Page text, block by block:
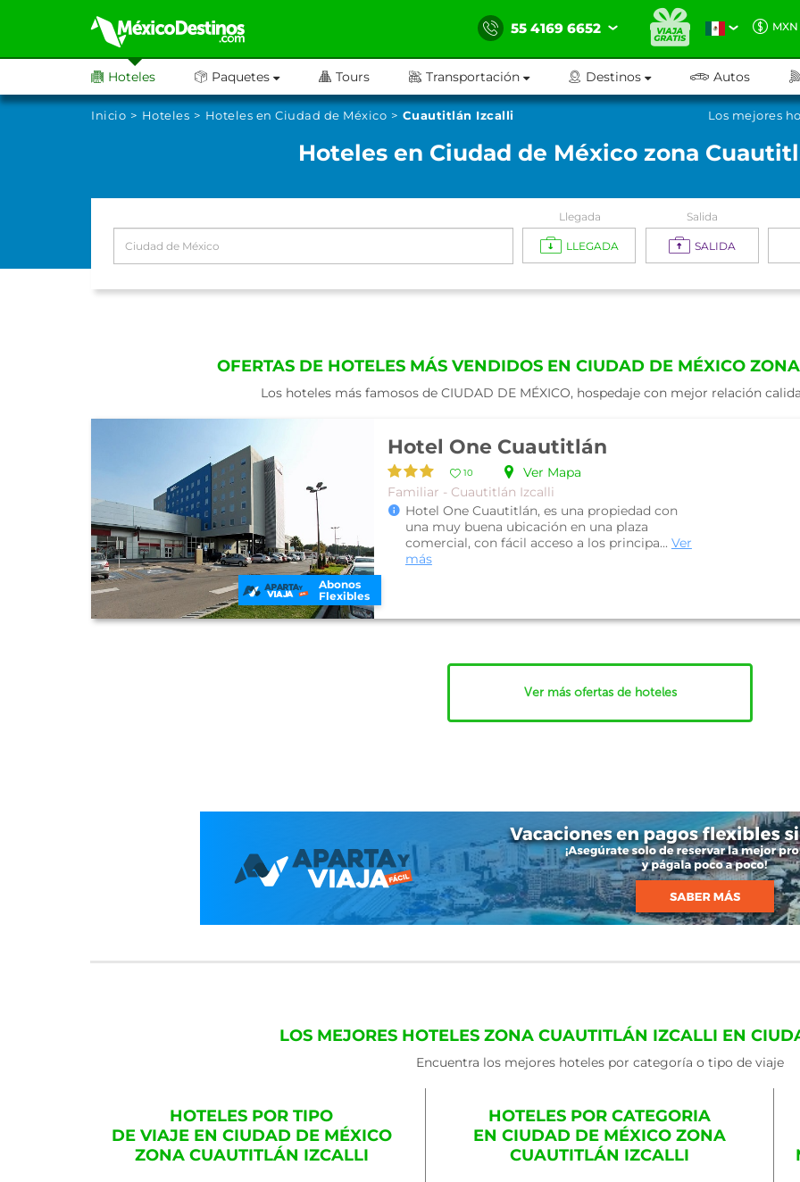
55 4169 6652 MXN
Hoteles Paquetes Tours Transportación Destinos Autos
Inicio Hoteles Hoteles en Ciudad de México Cuautitlán Izcalli Los mejores
Hoteles en Ciudad de México zona
Llegada
LLEGADA
Salida
SALIDA
OFERTAS DE HOTELES MÁS VENDIDOS EN CIUDAD DE MÉXICO
Los hoteles más famosos de CIUDAD DE MÉXICO, hospedaje con mejor relación
Abonos
Flexibles
Hotel One Cuautitlán
10
Ver Mapa
Familiar - Cuautitlán Izcalli
Hotel One Cuautitlán, es una propiedad con
una muy buena ubicación en una plaza
comercial, con fácil acceso a los principa... Ver
más
Ver más ofertas de hoteles
LOS MEJORES HOTELES ZONA CUAUTITLÁN IZCALLI EN
Encuentra los mejores hoteles por categoría o tipo de viaje
HOTELES POR TIPO
DE VIAJE EN CIUDAD DE MÉXICO
ZONA CUAUTITLÁN IZCALLI
HOTELES POR CATEGORIA
EN CIUDAD DE MÉXICO ZONA
CUAUTITLÁN IZCALLI